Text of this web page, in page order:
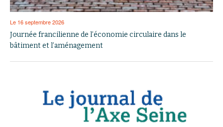
Le 16 septembre 2026
Journée francilienne de l’économie circulaire dans le
bâtiment et l’aménagement